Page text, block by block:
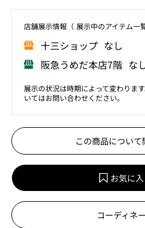
店舗展⽰情報（ 展⽰中のアイテム⼀
⼗三ショップ なし
阪急うめだ本店7階 な
展示の状況は時期によって変わりま
いてはお問い合わせください。
この商品について
お気に
コーディネ